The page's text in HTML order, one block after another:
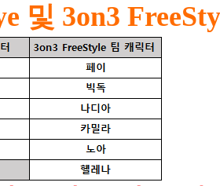
및 3on3